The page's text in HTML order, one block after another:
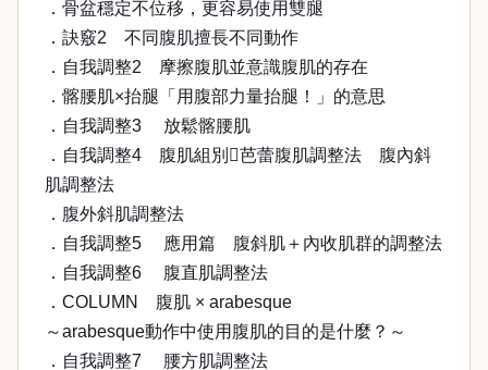
．骨盆穩定不位移，更容易使用雙腿
．訣竅2 不同腹肌擅長不同動作
．自我調整2 摩擦腹肌並意識腹肌的存在
．髂腰肌×抬腿「用腹部力量抬腿！」的意思
．自我調整3 放鬆髂腰肌
．自我調整4 腹肌組別芭蕾腹肌調整法 腹內斜
肌調整法
．腹外斜肌調整法
．自我調整5 應用篇 腹斜肌＋內收肌群的調整法
．自我調整6 腹直肌調整法
．COLUMN 腹肌 × arabesque
～arabesque動作中使用腹肌的目的是什麼？～
．自我調整7 腰方肌調整法